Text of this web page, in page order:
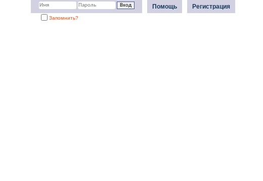
Регистрация
Помощь
Запомнить?